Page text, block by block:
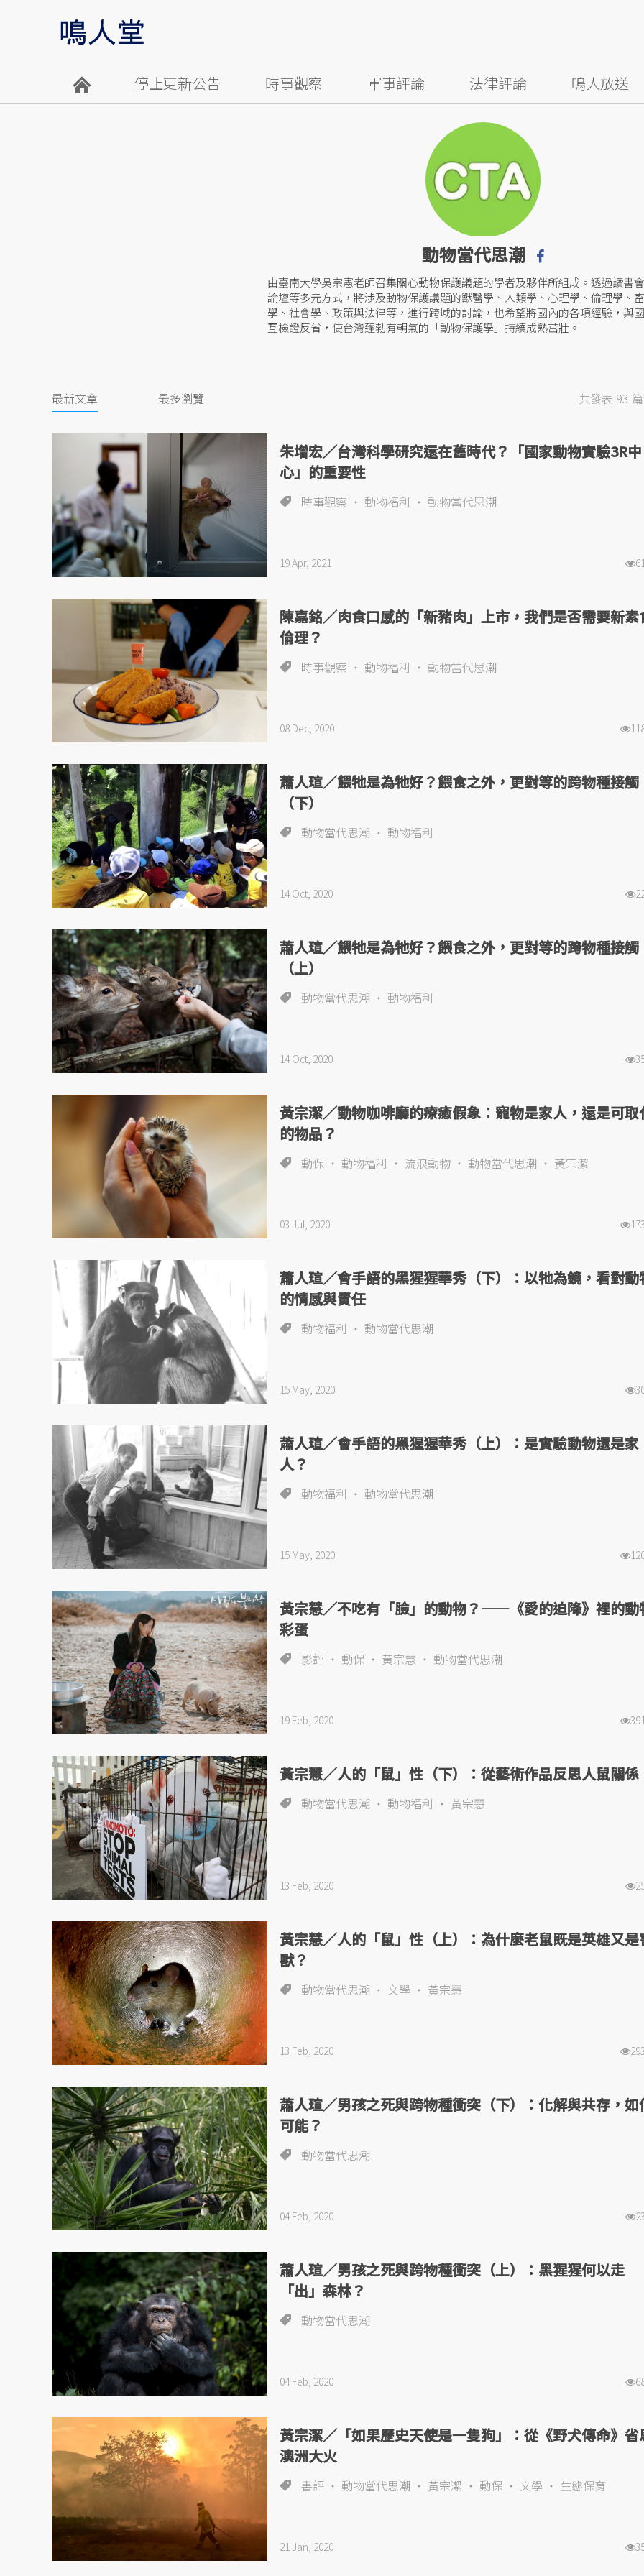
停止更新公告 時事觀察 軍事評論 法律評論 鳴人放送
動物當代思潮
由臺南大學吳宗憲老師召集關心動物保護議題的學者及夥伴所組成。透過讀書
論壇等多元方式，將涉及動物保護議題的獸醫學、人類學、心理學、倫理學、
學、社會學、政策與法律等，進行跨域的討論，也希望將國內的各項經驗，與
互檢證反省，使台灣蓬勃有朝氣的「動物保護學」持續成熟茁壯。
共發表 93
最新文章 最多瀏覽
朱增宏／台灣科學研究還在舊時代？「國家動物實驗3R中
心」的重要性
時事觀察 動物福利 動物當代思潮
19 Apr, 2021
陳嘉銘／肉食口感的「新豬肉」上市，我們是否需要新素
倫理？
時事觀察 動物福利 動物當代思潮
08 Dec, 2020
蕭人瑄／餵牠是為牠好？餵食之外，更對等的跨物種接觸
（下）
動物當代思潮 動物福利
14 Oct, 2020
蕭人瑄／餵牠是為牠好？餵食之外，更對等的跨物種接觸
（上）
動物當代思潮 動物福利
14 Oct, 2020
黃宗潔／動物咖啡廳的療癒假象：寵物是家人，還是可取
的物品？
動保 動物福利 流浪動物 動物當代思潮 黃宗潔
03 Jul, 2020
蕭人瑄／會手語的黑猩猩華秀（下）：以牠為鏡，看對動
的情感與責任
動物福利 動物當代思潮
15 May, 2020
蕭人瑄／會手語的黑猩猩華秀（上）：是實驗動物還是家
人？
動物福利 動物當代思潮
15 May, 2020
黃宗慧／不吃有「臉」的動物？——《愛的迫降》裡的動
彩蛋
影評 動保 黃宗慧 動物當代思潮
19 Feb, 2020
黃宗慧／人的「鼠」性（下）：從藝術作品反思人鼠關係
動物當代思潮 動物福利 黃宗慧
13 Feb, 2020
黃宗慧／人的「鼠」性（上）：為什麼老鼠既是英雄又是
獸？
動物當代思潮 文學 黃宗慧
13 Feb, 2020
蕭人瑄／男孩之死與跨物種衝突（下）：化解與共存，如
可能？
動物當代思潮
04 Feb, 2020
蕭人瑄／男孩之死與跨物種衝突（上）：黑猩猩何以走
「出」森林？
動物當代思潮
04 Feb, 2020
黃宗潔／「如果歷史天使是一隻狗」：從《野犬傳命》省
澳洲大火
書評 動物當代思潮 黃宗潔 動保 文學 生態保育
21 Jan, 2020